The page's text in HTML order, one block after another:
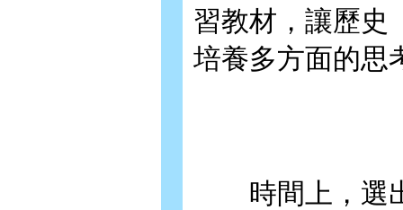
習教材，讓歷史
培養多方面的思
時間上，選出